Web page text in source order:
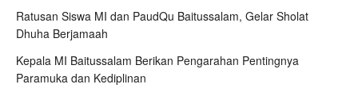
Ratusan Siswa MI dan PaudQu Baitussalam, Gelar Sholat
Dhuha Berjamaah
Kepala MI Baitussalam Berikan Pengarahan Pentingnya
Paramuka dan Kediplinan